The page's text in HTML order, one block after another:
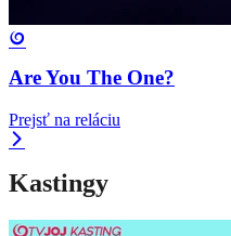
Are You The One?
Prejsť na reláciu
Kastingy